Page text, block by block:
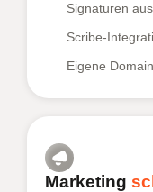
Signaturen
Scribe-
Eigene
Marketing